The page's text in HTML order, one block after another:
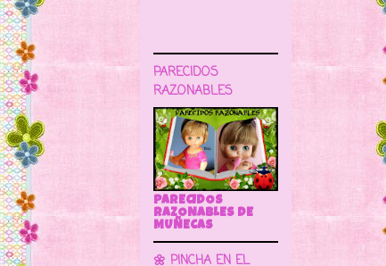
PARECIDOS
RAZONABLES
PARECIDOS
RAZONABLES DE
MUÑECAS
🌼 PINCHA EN EL